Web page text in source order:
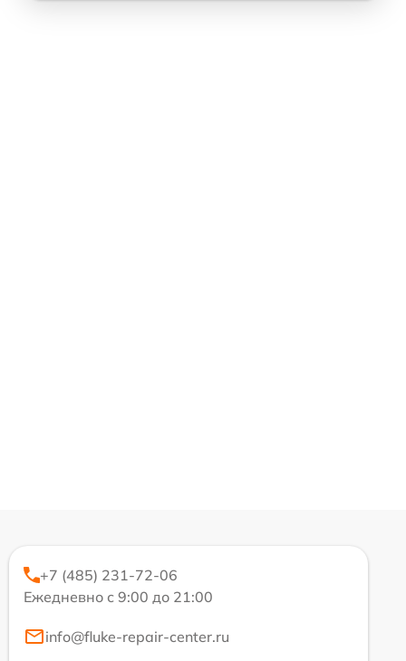
+7 (485) 231-72-06
Ежедневно с 9:00 до 21:00
info@fluke-repair-center.ru